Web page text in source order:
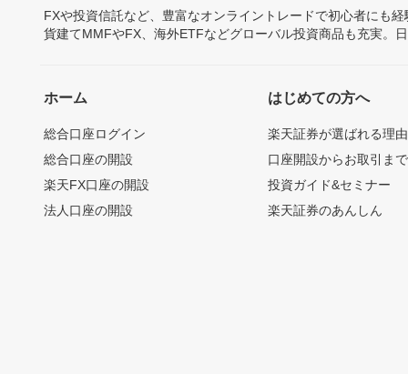
FXや投資信託など、豊富なオンライントレードで初心者にも
貨建てMMFやFX、海外ETFなどグローバル投資商品も充実。
ホーム
総合口座ログイン
総合口座の開設
楽天FX口座の開設
法人口座の開設
はじめての方へ
楽天証券が選ばれる理由
口座開設からお取引ま
投資ガイド&セミナー
楽天証券のあんしん